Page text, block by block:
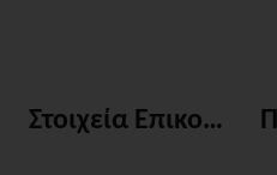
Στοιχεία Επικοινωνίας